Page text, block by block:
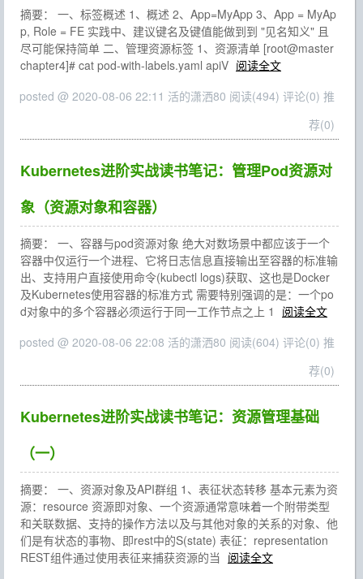
摘要： 一、标签概述 1、概述 2、App=MyApp 3、App = MyAp
p, Role = FE 实践中、建议键名及键值能做到到 "见名知义" 且
尽可能保持简单 二、管理资源标签 1、资源清单 [root@master
chapter4]# cat pod-with-labels.yaml apiV 阅读全文
posted @ 2020-08-06 22:11 活的潇洒80 阅读(494) 评论(0) 推
荐(0)
Kubernetes进阶实战读书笔记：管理Pod资源对
象（资源对象和容器）
摘要： 一、容器与pod资源对象 绝大对数场景中都应该于一个
容器中仅运行一个进程、它将日志信息直接输出至容器的标准输
出、支持用户直接使用命令(kubectl logs)获取、这也是Docker
及Kubernetes使用容器的标准方式 需要特别强调的是：一个po
d对象中的多个容器必须运行于同一工作节点之上 1
阅读全文
posted @ 2020-08-06 22:08 活的潇洒80 阅读(604) 评论(0) 推
荐(0)
Kubernetes进阶实战读书笔记：资源管理基础
（一）
摘要： 一、资源对象及API群组 1、表征状态转移 基本元素为资
源：resource 资源即对象、一个资源通常意味着一个附带类型
和关联数据、支持的操作方法以及与其他对象的关系的对象、他
们是有状态的事物、即rest中的S(state) 表征：representation
REST组件通过使用表征来捕获资源的当 阅读全文